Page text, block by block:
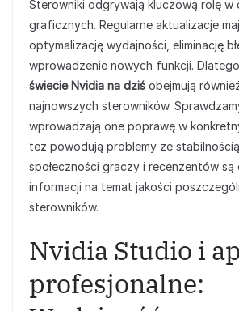
Sterowniki odgrywają kluczową rolę w
graficznych. Regularne aktualizacje
optymalizację wydajności, eliminację
wprowadzenie nowych funkcji.
świecie Nvidia na dziś obejmują
najnowszych sterowników.
wprowadzają one poprawę w
też powodują problemy ze
społeczności graczy i recenzentów są
informacji na temat jakości
sterowników.
Nvidia Studio i
profesjonalne: